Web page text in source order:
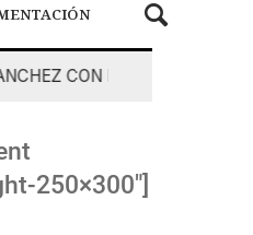
CON DUREZA
250×300″]